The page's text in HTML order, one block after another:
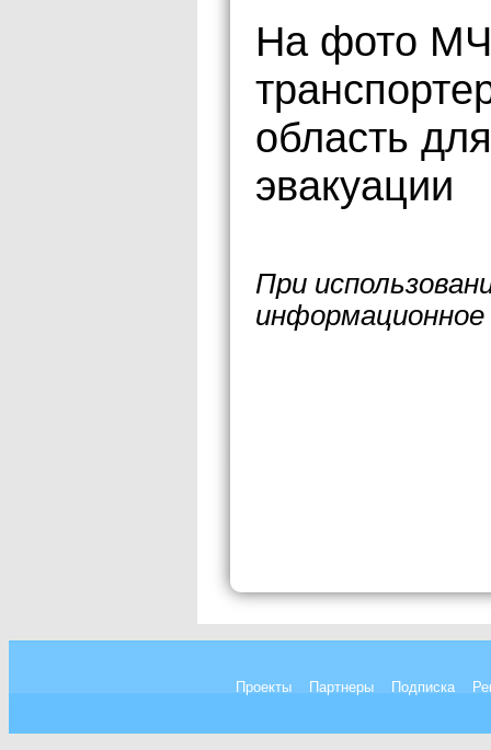
На фото
область
эвакуации
При
Проекты Партнеры Подписка